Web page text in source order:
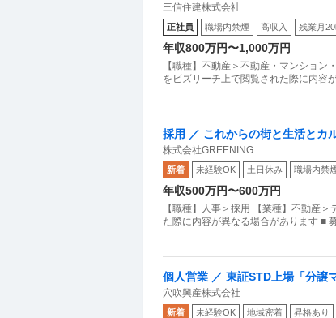
日134日
三信住建株式会社
正社員 職場内禁煙 高収入 残業月
年収800万円〜1,000万円
【職種】不動産＞不動産・マンショ
をビズリーチ上で閲覧された際に内容
採用 ／ これからの街と生活とカ
株式会社GREENING
新着 未経験OK 土日休み 職場内禁
年収500万円〜600万円
【職種】人事＞採用 【業種】不動産
た際に内容が異なる場合があります ■
個人営業 ／ 東証STD上場「分譲
きグループ／地域密着型ビジネ
穴吹興産株式会社
新着 未経験OK 地域密着 昇格あり